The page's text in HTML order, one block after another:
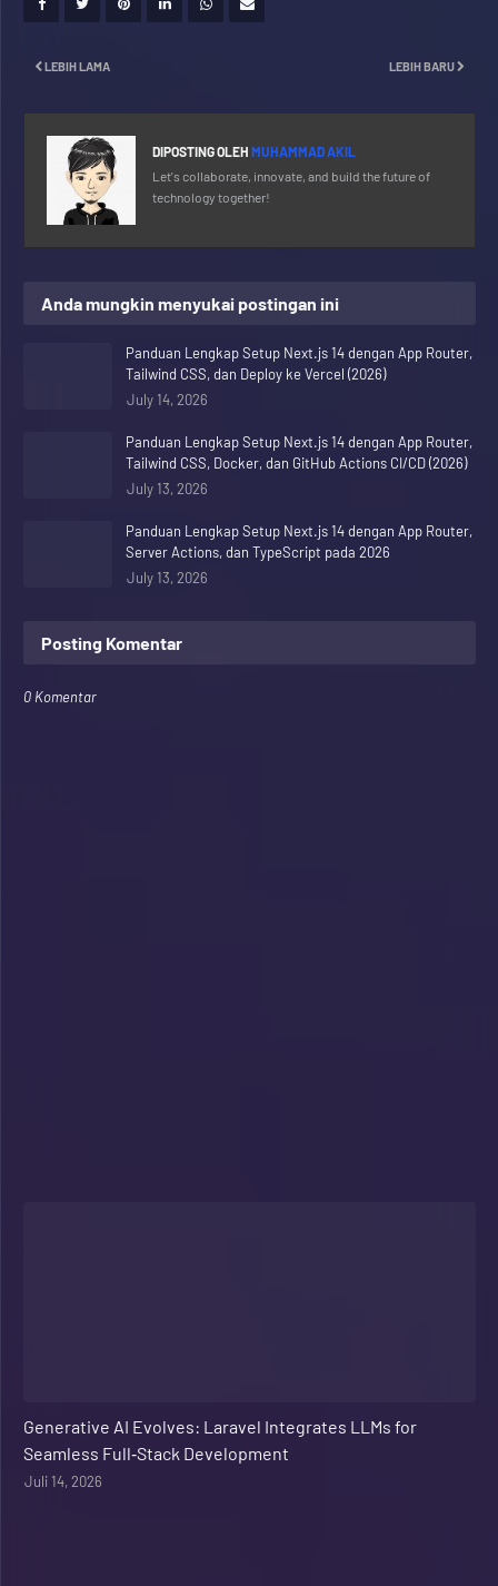
LEBIH BARU
LEBIH LAMA
DIPOSTING OLEH MUHAMMAD AKIL
Let's collaborate, innovate, and build the future of
technology together!
Anda mungkin menyukai postingan ini
Panduan Lengkap Setup Next.js 14 dengan App Router,
Tailwind CSS, dan Deploy ke Vercel (2026)
July 14, 2026
Panduan Lengkap Setup Next.js 14 dengan App Router,
Tailwind CSS, Docker, dan GitHub Actions CI/CD (2026)
July 13, 2026
Panduan Lengkap Setup Next.js 14 dengan App Router,
Server Actions, dan TypeScript pada 2026
July 13, 2026
Posting Komentar
0 Komentar
Generative AI Evolves: Laravel Integrates LLMs for
Seamless Full‑Stack Development
Juli 14, 2026